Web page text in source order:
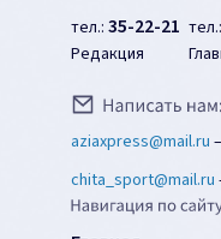
тел.: 35-22-21
Редакция
тел.:
aziaxpress@mail.ru –
chita_sport@mail.ru